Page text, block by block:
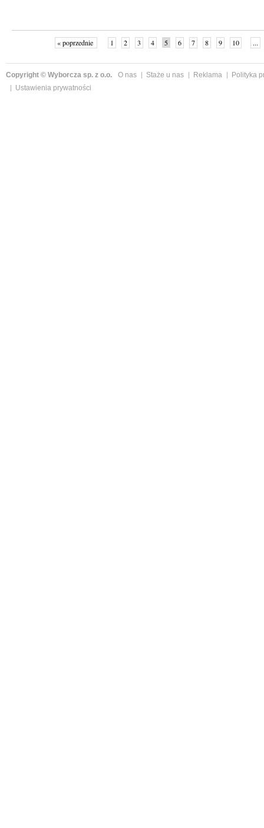
« poprzednie 1 2 3 4 5 6 7 8 9 10 ...
Copyright © Wyborcza sp. z o.o. O nas Staże u nas Reklama
Polityka
Ustawienia prywatności